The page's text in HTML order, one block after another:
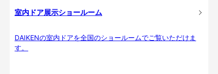
室内ドア展示ショールーム
DAIKENの室内ドアを全国のショールームでご覧いただけま
す。